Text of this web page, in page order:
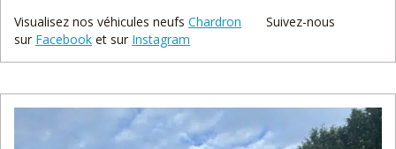
Visualisez nos véhicules neufs Chardron Suivez-nous
sur Facebook et sur Instagram